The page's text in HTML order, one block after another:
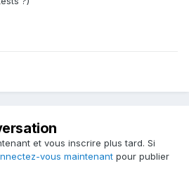
et vous inscrire plus tard. Si
vous maintenant pour publier